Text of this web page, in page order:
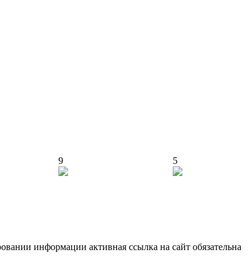
9 5
информации активная ссылка на сайт обязательна